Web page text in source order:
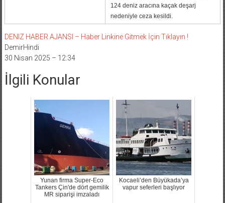
124 deniz aracına kaçak deşarj
nedeniyle ceza kesildi.
DENIZ HABER AJANSI – Haber Linkine Gitmek İçin Tıklayın !
DemirHindi
30 Nisan 2025 – 12:34
İlgili Konular
Yunan firma Super-Eco
Tankers Çin'de dört gemilik
MR siparişi imzaladı
Kocaeli’den Büyükada’ya
vapur seferleri başlıyor